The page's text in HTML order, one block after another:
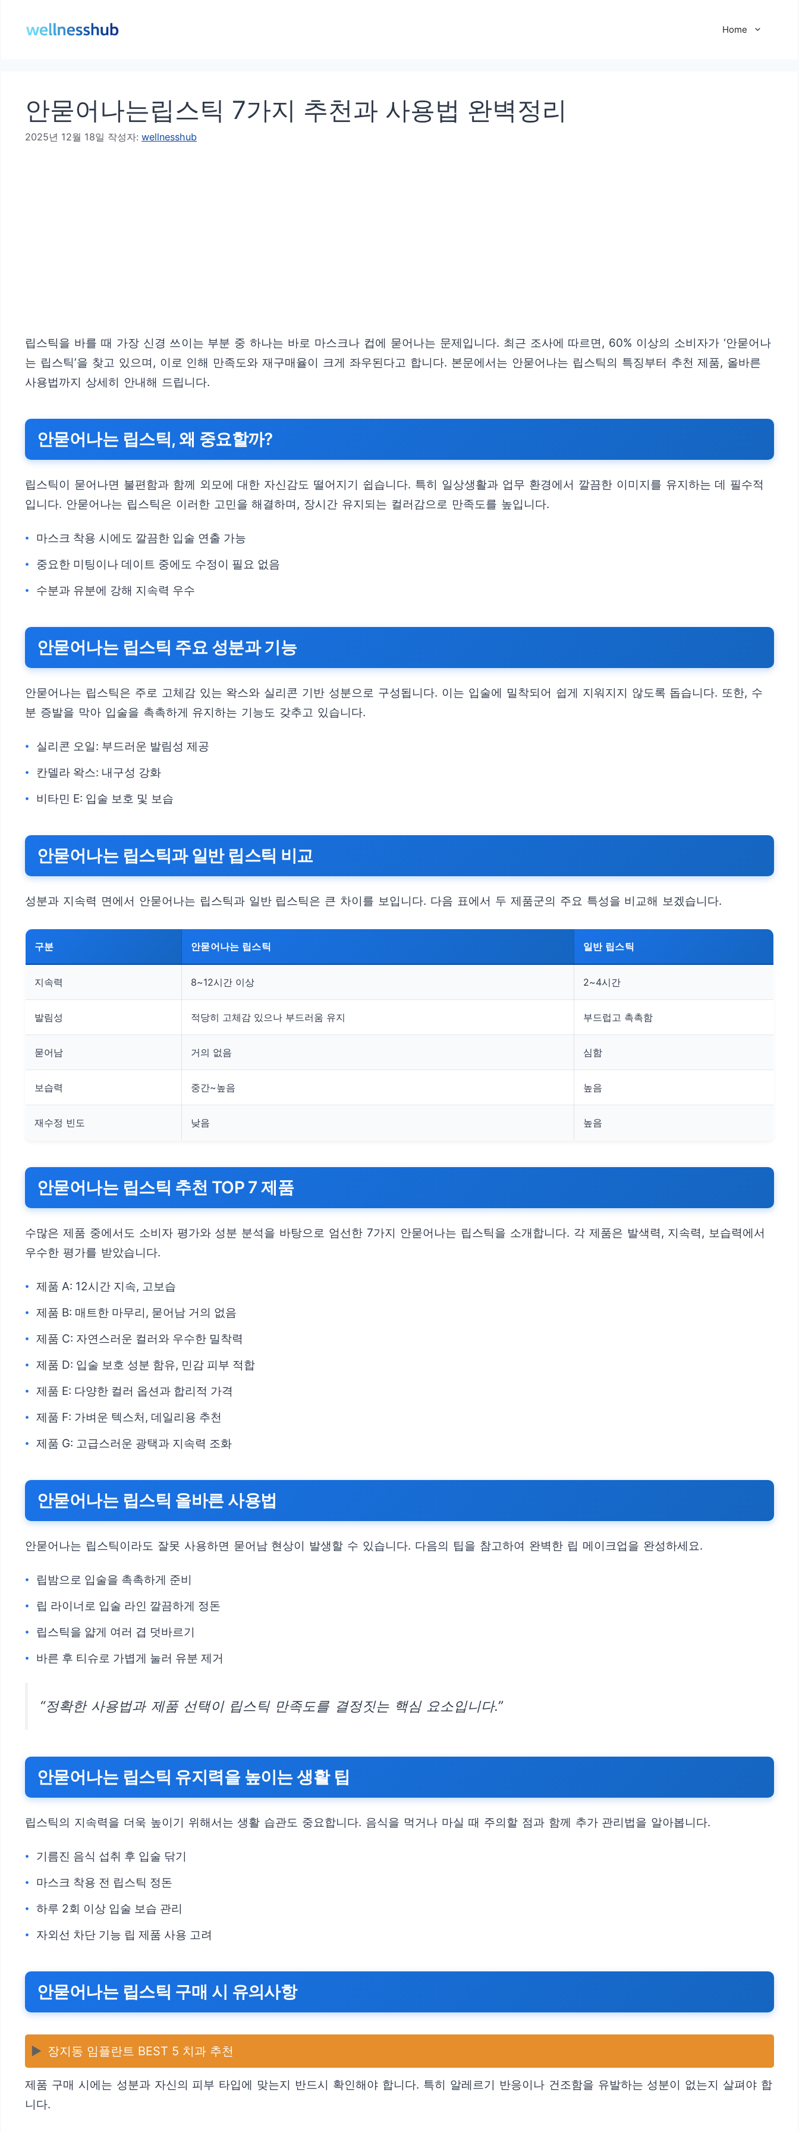
Home
안묻어나는립스틱 7가지 추천과 사용법 완벽정리
2025년 12월 18일 작성자: wellnesshub
립스틱을 바를 때 가장 신경 쓰이는 부분 중 하나는 바로 마스크나 컵에 묻어나는 문제입니다. 최근 조사에 따르면, 60% 이상의 소비자가 ‘안묻어나
는 립스틱’을 찾고 있으며, 이로 인해 만족도와 재구매율이 크게 좌우된다고 합니다. 본문에서는 안묻어나는 립스틱의 특징부터 추천 제품, 올바른
사용법까지 상세히 안내해 드립니다.
안묻어나는 립스틱, 왜 중요할까?
립스틱이 묻어나면 불편함과 함께 외모에 대한 자신감도 떨어지기 쉽습니다. 특히 일상생활과 업무 환경에서 깔끔한 이미지를 유지하는 데 필수적
입니다. 안묻어나는 립스틱은 이러한 고민을 해결하며, 장시간 유지되는 컬러감으로 만족도를 높입니다.
마스크 착용 시에도 깔끔한 입술 연출 가능
중요한 미팅이나 데이트 중에도 수정이 필요 없음
수분과 유분에 강해 지속력 우수
안묻어나는 립스틱 주요 성분과 기능
안묻어나는 립스틱은 주로 고체감 있는 왁스와 실리콘 기반 성분으로 구성됩니다. 이는 입술에 밀착되어 쉽게 지워지지 않도록 돕습니다. 또한, 수
분 증발을 막아 입술을 촉촉하게 유지하는 기능도 갖추고 있습니다.
실리콘 오일: 부드러운 발림성 제공
칸델라 왁스: 내구성 강화
비타민 E: 입술 보호 및 보습
안묻어나는 립스틱과 일반 립스틱 비교
성분과 지속력 면에서 안묻어나는 립스틱과 일반 립스틱은 큰 차이를 보입니다. 다음 표에서 두 제품군의 주요 특성을 비교해 보겠습니다.
구분 안묻어나는 립스틱 일반 립스틱
지속력 8~12시간 이상 2~4시간
발림성 적당히 고체감 있으나 부드러움 유지 부드럽고 촉촉함
묻어남 거의 없음 심함
보습력 중간~높음 높음
재수정 빈도 낮음 높음
안묻어나는 립스틱 추천 TOP 7 제품
수많은 제품 중에서도 소비자 평가와 성분 분석을 바탕으로 엄선한 7가지 안묻어나는 립스틱을 소개합니다. 각 제품은 발색력, 지속력, 보습력에서
우수한 평가를 받았습니다.
제품 A: 12시간 지속, 고보습
제품 B: 매트한 마무리, 묻어남 거의 없음
제품 C: 자연스러운 컬러와 우수한 밀착력
제품 D: 입술 보호 성분 함유, 민감 피부 적합
제품 E: 다양한 컬러 옵션과 합리적 가격
제품 F: 가벼운 텍스처, 데일리용 추천
제품 G: 고급스러운 광택과 지속력 조화
안묻어나는 립스틱 올바른 사용법
안묻어나는 립스틱이라도 잘못 사용하면 묻어남 현상이 발생할 수 있습니다. 다음의 팁을 참고하여 완벽한 립 메이크업을 완성하세요.
립밤으로 입술을 촉촉하게 준비
립 라이너로 입술 라인 깔끔하게 정돈
립스틱을 얇게 여러 겹 덧바르기
바른 후 티슈로 가볍게 눌러 유분 제거
“정확한 사용법과 제품 선택이 립스틱 만족도를 결정짓는 핵심 요소입니다.”
안묻어나는 립스틱 유지력을 높이는 생활 팁
립스틱의 지속력을 더욱 높이기 위해서는 생활 습관도 중요합니다. 음식을 먹거나 마실 때 주의할 점과 함께 추가 관리법을 알아봅니다.
기름진 음식 섭취 후 입술 닦기
마스크 착용 전 립스틱 정돈
하루 2회 이상 입술 보습 관리
자외선 차단 기능 립 제품 사용 고려
안묻어나는 립스틱 구매 시 유의사항
▶️ 장지동 임플란트 BEST 5 치과 추천
제품 구매 시에는 성분과 자신의 피부 타입에 맞는지 반드시 확인해야 합니다. 특히 알레르기 반응이나 건조함을 유발하는 성분이 없는지 살펴야 합
니다.